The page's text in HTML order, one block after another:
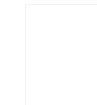
NOVELA